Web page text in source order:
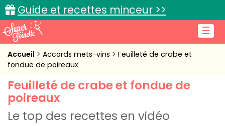
☰
Guide et recettes minceur >>
Accueil
Cuisine pratique
L'actu cuisine
Accueil Accords mets-vins
Feuilleté de crabe et
fondue de poireaux
Feuilleté de crabe et fondue de
poireaux
Le top des recettes en vidéo